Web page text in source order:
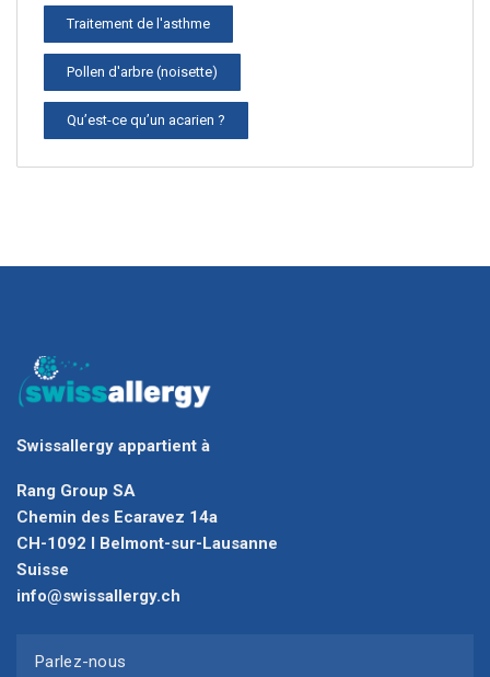
Traitement de l'asthme
Pollen d'arbre (noisette)
Qu’est-ce qu’un acarien ?
Swissallergy appartient à
Rang Group SA
Chemin des Ecaravez 14a
CH-1092 I Belmont-sur-Lausanne
Suisse
info@swissallergy.ch
Parlez-nous